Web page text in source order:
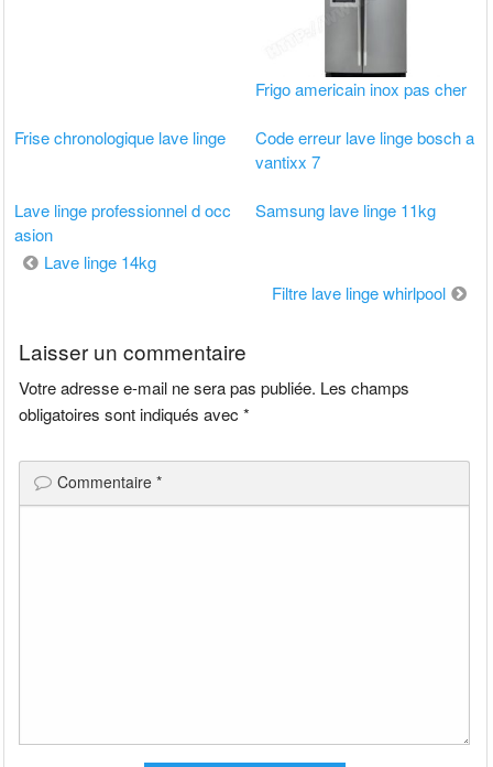
Frigo americain inox pas cher
Frise chronologique lave linge
Code erreur lave linge bosch a
vantixx 7
Lave linge professionnel d occ
asion
Samsung lave linge 11kg
Navigation
Lave linge 14kg
Filtre lave linge whirlpool
Laisser un commentaire
Votre adresse e-mail ne sera pas publiée. Les champs
obligatoires sont indiqués avec*
Commentaire*